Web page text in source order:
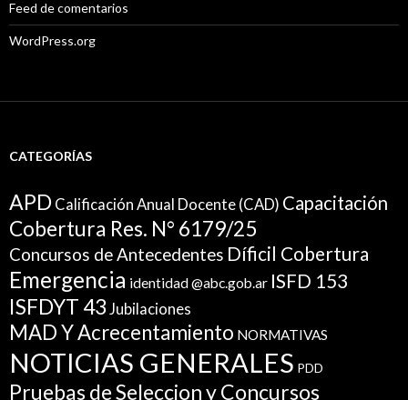
Feed de comentarios
WordPress.org
CATEGORÍAS
APD Calificación Anual Docente (CAD) Capacitación
Cobertura Res. N° 6179/25
Concursos de Antecedentes Díficil Cobertura
Emergencia identidad @abc.gob.ar ISFD 153
ISFDYT 43 Jubilaciones
MAD Y Acrecentamiento NORMATIVAS
NOTICIAS GENERALES PDD
Pruebas de Seleccion y Concursos